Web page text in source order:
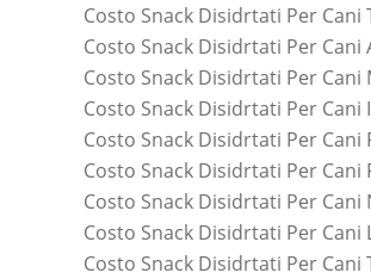
Costo Snack Disidrtati Per Cani
Costo Snack Disidrtati Per Cani
Costo Snack Disidrtati Per Cani
Costo Snack Disidrtati Per Cani
Costo Snack Disidrtati Per Cani
Costo Snack Disidrtati Per Cani
Costo Snack Disidrtati Per Cani
Costo Snack Disidrtati Per Cani
Costo Snack Disidrtati Per Cani